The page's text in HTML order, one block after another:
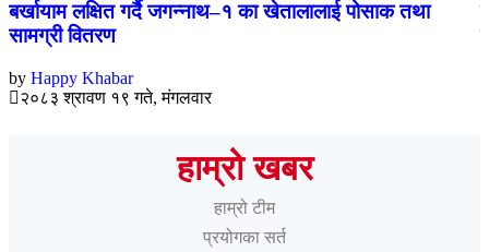
बर्खायाम लक्षित गर्दै जगन्नाथ–१ का खेतालालाई पोसाक तथा
सामग्री वितरण
by Happy Khabar
२०८३ श्रावण १९ गते, मंगलवार
हाम्रो खबर
हाम्रो टीम
प्रयोगका सर्त